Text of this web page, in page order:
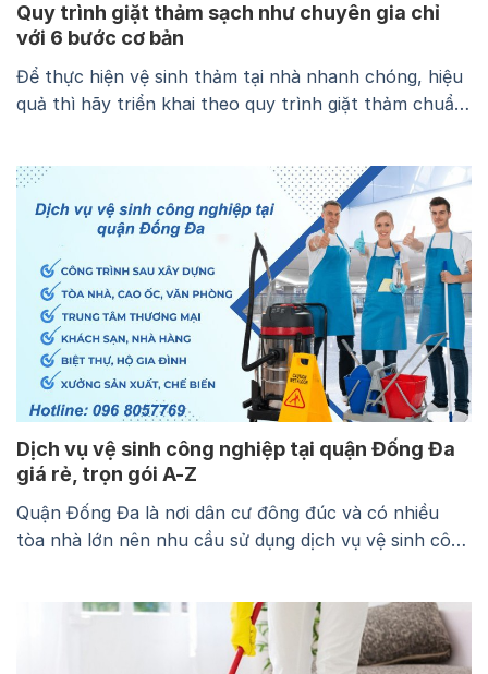
Quy trình giặt thảm sạch như chuyên gia chỉ
với 6 bước cơ bản
Để thực hiện vệ sinh thảm tại nhà nhanh chóng, hiệu
quả thì hãy triển khai theo quy trình giặt thảm chuẩn
bước thực hiện chi tiết. Ngoài ra, chúng tôi…
Dịch vụ vệ sinh công nghiệp tại quận Đống Đa
giá rẻ, trọn gói A-Z
Quận Đống Đa là nơi dân cư đông đúc và có nhiều
tòa nhà lớn nên nhu cầu sử dụng dịch vụ vệ sinh công
nghiệp tại quận Đống Đa trọn gói với…